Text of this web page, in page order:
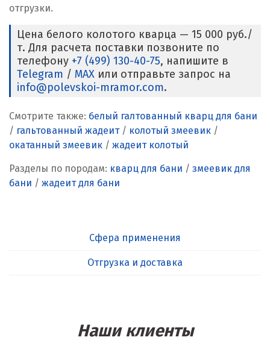
отгрузки.
Цена белого колотого кварца — 15 000 руб./
т. Для расчета поставки позвоните по
телефону +7 (499) 130-40-75, напишите в
Telegram / MAX или отправьте запрос на
info@polevskoi-mramor.com.
Смотрите также: белый галтованный кварц для бани
/ гальтованный жадеит/ колотый змеевик /
окатанный змеевик / жадеит колотый
Разделы по породам: кварц для бани / змеевик для
бани / жадеит для бани
Сфера применения
Отгрузка и доставка
Наши клиенты